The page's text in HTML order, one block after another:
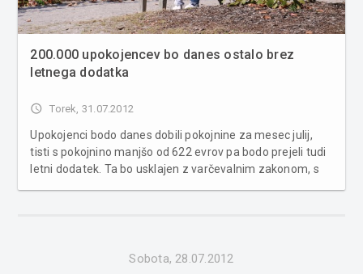
200.000 upokojencev bo danes ostalo brez
letnega dodatka
access_time Torek, 31.07.2012
Upokojenci bodo danes dobili pokojnine za mesec julij,
tisti s pokojnino manjšo od 622 evrov pa bodo prejeli tudi
letni dodatek. Ta bo usklajen z varčevalnim zakonom, s
Sobota, 28.07.2012